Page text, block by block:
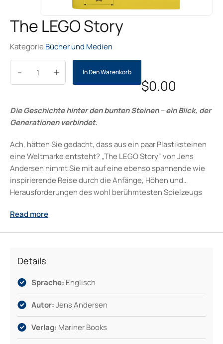
The LEGO Story
Kategorie Bücher und Medien
+
- In Den Warenkorb
$0.00
Die Geschichte hinter den bunten Steinen – ein Blick, der
Generationen verbindet.
Ach, hätten Sie gedacht, dass aus ein paar Plastiksteinen
eine Weltmarke entsteht? „The LEGO Story“ von Jens
Andersen nimmt Sie mit auf eine ebenso spannende wie
inspirierende Reise durch die Anfänge, Höhen und
Herausforderungen des wohl berühmtesten Spielzeugs
ein zeitloser Begleiter für alle, die wissen wollen, warum
Read more
Details
Sprache: Englisch
Autor:Jens Andersen
Verlag: Mariner Books